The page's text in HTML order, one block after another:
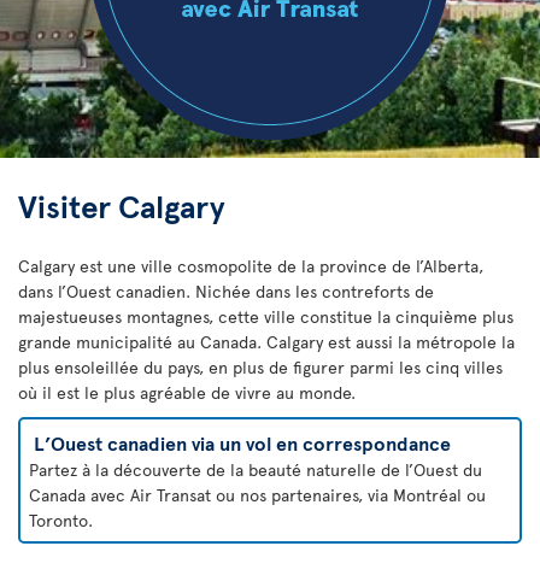
Visiter Calgary
Calgary est une ville cosmopolite de la province de l’Alberta,
dans l’Ouest canadien. Nichée dans les contreforts de
majestueuses montagnes, cette ville constitue la cinquième plus
grande municipalité au Canada. Calgary est aussi la métropole la
plus ensoleillée du pays, en plus de figurer parmi les cinq villes
où il est le plus agréable de vivre au monde.
L’Ouest canadien via un vol en correspondance
Partez à la découverte de la beauté naturelle de l’Ouest du
Canada avec Air Transat ou nos partenaires, via Montréal ou
Toronto.